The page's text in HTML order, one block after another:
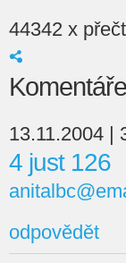
44342 x
Komentáře
13.11.2004 |
4 just 126
odpovědět